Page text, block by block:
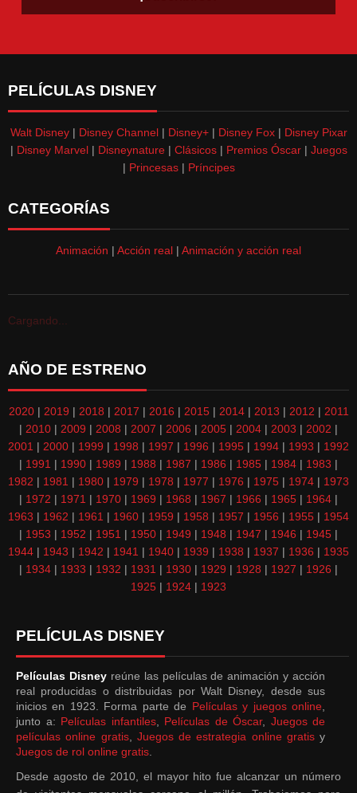
PELÍCULAS DISNEY
Walt Disney| Disney Channel| Disney+| Disney Fox| Disney Pixar
| Disney Marvel| Disneynature| Clásicos| Premios Óscar| Juegos
| Princesas| Príncipes
CATEGORÍAS
Animación | Acción real | Animación y acción real
Cargando...
AÑO DE ESTRENO
2020| 2019 | 2018 | 2017 | 2016 | 2015| 2014| 2013 | 2012 | 2011
| 2010 | 2009 | 2008 | 2007 | 2006 | 2005 | 2004 | 2003 | 2002 |
2001 | 2000 | 1999 | 1998 | 1997 | 1996 | 1995 | 1994 | 1993 | 1992
| 1991 | 1990 | 1989 | 1988 | 1987 | 1986 | 1985 | 1984 | 1983 |
1982 | 1981 | 1980 | 1979 | 1978 | 1977 | 1976 | 1975 | 1974 | 1973
| 1972 | 1971 | 1970 | 1969 | 1968 | 1967 | 1966 | 1965 | 1964 |
1963 | 1962 | 1961 | 1960 | 1959 | 1958 | 1957 | 1956 | 1955 | 1954
| 1953 | 1952 | 1951 | 1950 | 1949 | 1948 | 1947 | 1946 | 1945 |
1944 | 1943 | 1942 | 1941 | 1940 | 1939 | 1938 | 1937 | 1936 | 1935
| 1934 | 1933 | 1932 | 1931 | 1930 | 1929 | 1928 | 1927 | 1926 |
1925 | 1924 | 1923
PELÍCULAS DISNEY
Películas Disneyreúne las películas de animación y acción
real producidas o distribuidas por Walt Disney, desde sus
inicios en 1923. Forma parte de Películas y juegos online
junto a: Películas infantiles, Películas de Óscar, Juegos de
películas online gratis, Juegos de estrategia online gratisy
Juegos de rol online gratis
Desde agosto de 2010, el mayor hito fue alcanzar un número